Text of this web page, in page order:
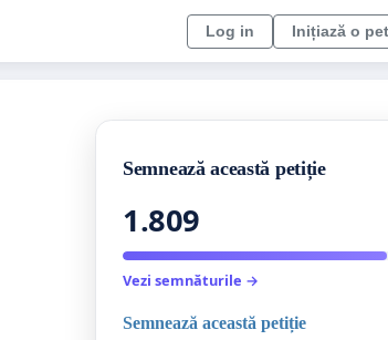
Log in Inițiază o
Semnează această petiție
1.809
Vezi semnăturile →
Semnează această petiție